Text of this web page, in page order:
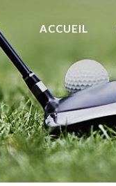
ACCUEIL